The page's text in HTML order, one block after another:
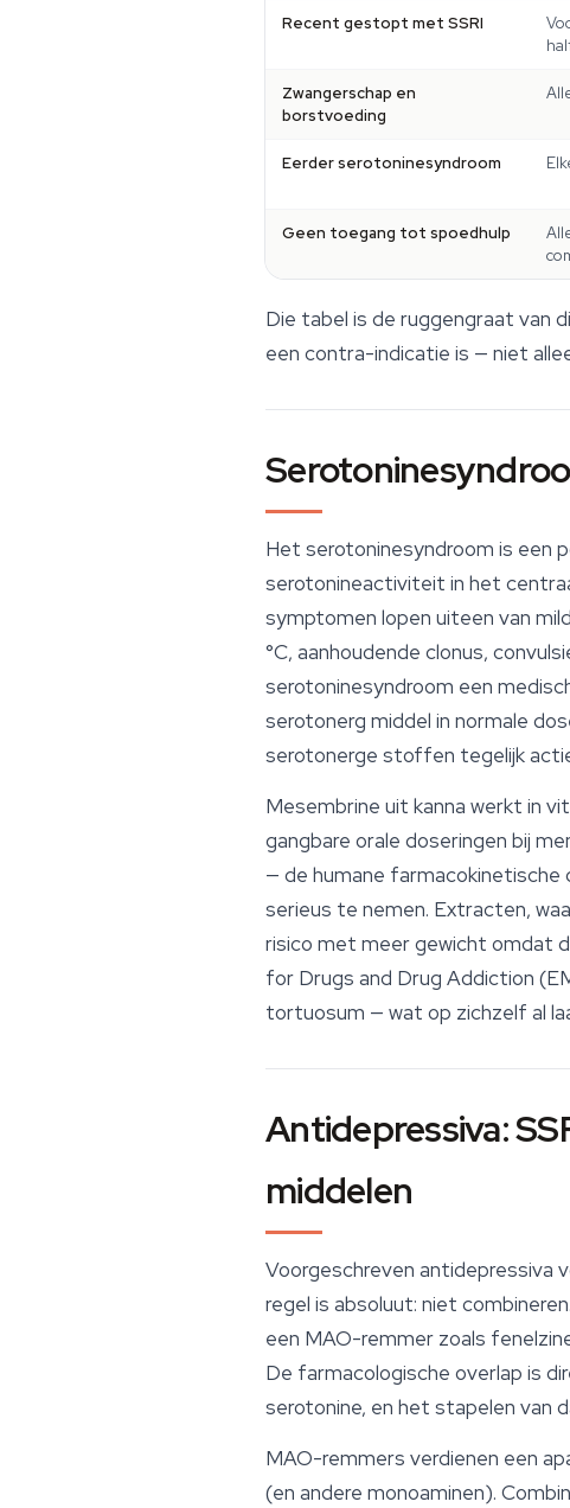
Recent gestopt met SSRI
Zwangerschap en
borstvoeding
Eerder serotoninesyndroom
Geen toegang tot spoedhulp
Die tabel is de ruggengraat van
een contra-indicatie is — niet
Het serotoninesyndroom is een
serotonineactiviteit in het
symptomen lopen uiteen van
°C, aanhoudende clonus,
serotoninesyndroom een
serotonerg middel in normale
serotonerge stoffen tegelijk
Mesembrine uit kanna werkt in
gangbare orale doseringen bij
— de humane farmacokinetische
serieus te nemen. Extracten,
risico met meer gewicht omdat
for Drugs and Drug Addiction
tortuosum — wat op zichzelf al
Antidepressiva:
middelen
Voorgeschreven antidepressiva
regel is absoluut: niet
een MAO-remmer zoals
De farmacologische overlap is
serotonine, en het stapelen van
MAO-remmers verdienen een
(en andere monoaminen).